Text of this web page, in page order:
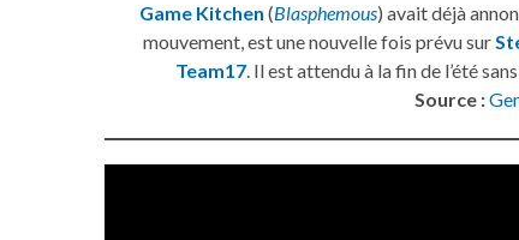
Game Kitchen (Blasphemous) avait déjà
mouvement, est une nouvelle fois prévu sur
Team17 . Il est attendu à la fin de l’été
Source :